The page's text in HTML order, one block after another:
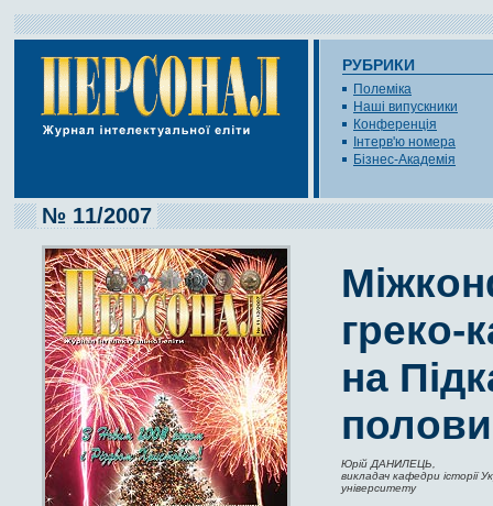
РУБРИКИ
Полеміка
Наші випускники
Конференція
Інтерв'ю номера
Бізнес-Академія
№ 11/2007
греко-
на
Юрій ДАНИЛЕЦЬ,
викладач кафедри історії
університету